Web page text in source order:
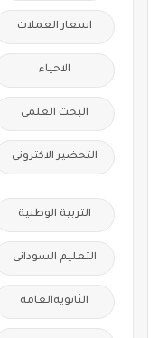
اسعار العملات
الاحياء
البحث العلمى
التحضير الاكترونى
التربية الوطنية
التعليم السودانى
الثانويةالعامة